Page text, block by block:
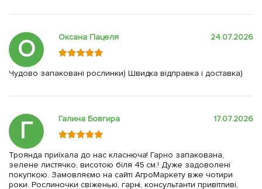
О Оксана Пацеля 24.07.2026
Чудово запаковані рослинки) Швидка відправка і доставка)
Г Галина Бовгира 17.07.2026
Троянда приїхала до нас класнюча! Гарно запакована,
зелене листячко, висотою біля 45 см.! Дуже задоволені
покупкою. Замовляємо на сайті АгроМаркету вже чотири
роки. Рослиночки свіженькі, гарні, консультанти привітливі,